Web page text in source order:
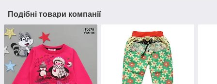
Подібні товари компанії